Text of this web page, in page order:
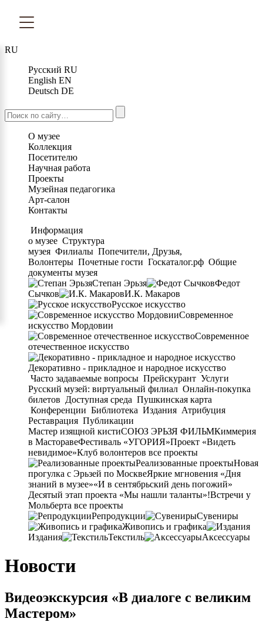
RU
Русский RU
English EN
Deutsch DE
О музее
Коллекция
Посетителю
Научная работа
Проекты
Музейная педагогика
Арт-салон
Контакты
Информация
о музее Структура
музея Филиалы Попечители, Друзья,
Волонтеры Почетные гости Госкаталог.рф Общие
документы музея
Степан Эрьзя
Федот
Сычков
И.К. Макаров
Русское искусство
Современное
искусство Мордовии
Современное
отечественное искусство
Декоративно - прикладное и народное искусство
Часто задаваемые вопросы Прейскурант Услуги
Русский музей: виртуальный филиал Онлайн-покупка
билетов Доступная среда Пушкинская карта
Конференции Библиотека Издания Атрибуция
Реставрация Публикации
Мастер изящной кистиСОЮЗ ЭРЬЗЯ ФИЛЬМКиммерия
в МасторавеФестиваль «УГОРИЯ»Проект «Видеть
невидимое»Клуб волонтеров все проекты
Реализованные проектыНовая
прогулка с Эрьзей по МосквеЯркие мгновения «Дня
знаний в музее»«И в сентябрьский день погожий»
Десятый этап проекта «Мы нашли таланты»!Встречи у
Мольберта все проекты
Репродукции
Сувениры
Живопись и графика
Издания
Текстиль Аксессуары
Новости
Видеоэкскурсия «В диалоге с великим
Мастером»